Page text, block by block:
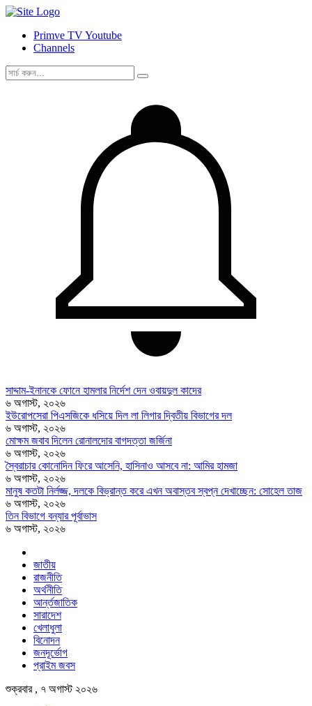
Primve TV Youtube
Channels
সাদ্দাম-ইনানকে ফোনে হামলার নির্দেশ দেন ওবায়দুল কাদের
৬ অগাস্ট, ২০২৬
ইউরোপসেরা পিএসজিকে ধসিয়ে দিল লা লিগার দ্বিতীয় বিভাগের দল
৬ অগাস্ট, ২০২৬
মোক্ষম জবাব দিলেন রোনালদোর বাগদত্তা জর্জিনা
৬ অগাস্ট, ২০২৬
স্বৈরাচার কোনোদিন ফিরে আসেনি, হাসিনাও আসবে না: আমির হামজা
৬ অগাস্ট, ২০২৬
মানুষ কতটা নির্লজ্জ, দলকে বিভ্রান্ত করে এখন অবাস্তব স্বপ্ন দেখাচ্ছেন: সোহেল তাজ
৬ অগাস্ট, ২০২৬
তিন বিভাগে বন্যার পূর্বাভাস
৬ অগাস্ট, ২০২৬
জাতীয়
রাজনীতি
অর্থনীতি
আর্ন্তজাতিক
সারাদেশ
খেলাধুলা
বিনোদন
জনদূর্ভোগ
প্রাইম জবস
শুক্রবার , ৭ অগাস্ট ২০২৬